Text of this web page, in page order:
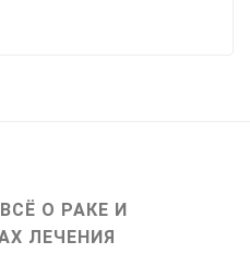
О РАКЕ И
ЛЕЧЕНИЯ